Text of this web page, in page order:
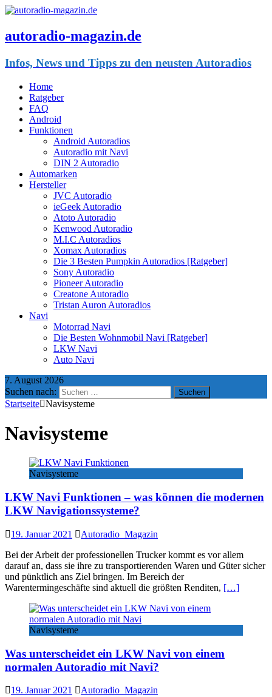
autoradio-magazin.de
Infos, News und Tipps zu den neusten Autoradios
Home
Ratgeber
FAQ
Android
Funktionen
Android Autoradios
Autoradio mit Navi
DIN 2 Autoradio
Automarken
Hersteller
JVC Autoradio
ieGeek Autoradio
Atoto Autoradio
Kenwood Autoradio
M.I.C Autoradios
Xomax Autoradios
Die 3 Besten Pumpkin Autoradios [Ratgeber]
Sony Autoradio
Pioneer Autoradio
Creatone Autoradio
Tristan Auron Autoradios
Navi
Motorrad Navi
Die Besten Wohnmobil Navi [Ratgeber]
LKW Navi
Auto Navi
7. August 2026
Suchen nach:
Startseite Navisysteme
Navisysteme
Navisysteme
LKW Navi Funktionen – was können die modernen
LKW Navigationssysteme?
19. Januar 2021
Autoradio_Magazin
Bei der Arbeit der professionellen Trucker kommt es vor allem
darauf an, dass sie ihre zu transportierenden Waren und Güter sicher
und pünktlich ans Ziel bringen. Im Bereich der
Warentermingeschäfte sind aktuell die größten Renditen, […]
Navisysteme
Was unterscheidet ein LKW Navi von einem
normalen Autoradio mit Navi?
19. Januar 2021
Autoradio_Magazin